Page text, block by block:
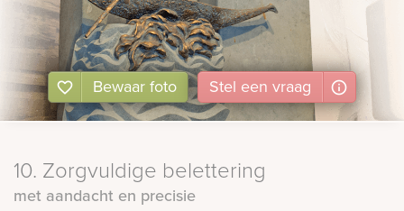
Bewaar foto Stel een vraag
10. Zorgvuldige belettering
met aandacht en precisie